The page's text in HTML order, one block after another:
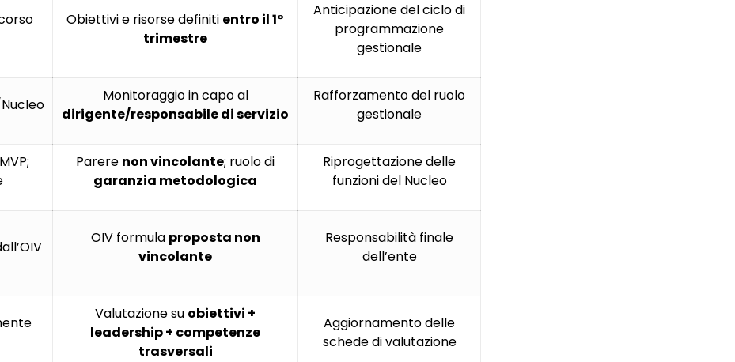
Obiettivi e risorse definiti entro il 1°
trimestre
Anticipazione del ciclo di
programmazione
gestionale
Monitoraggio in capo al
dirigente/responsabile di servizio
Rafforzamento del ruolo
gestionale
Parere non vincolante; ruolo di
garanzia metodologica
Riprogettazione delle
funzioni del Nucleo
OIV formula proposta non
vincolante
Responsabilità finale
dell’ente
Valutazione su obiettivi +
leadership + competenze
trasversali
Aggiornamento delle
schede di valutazione